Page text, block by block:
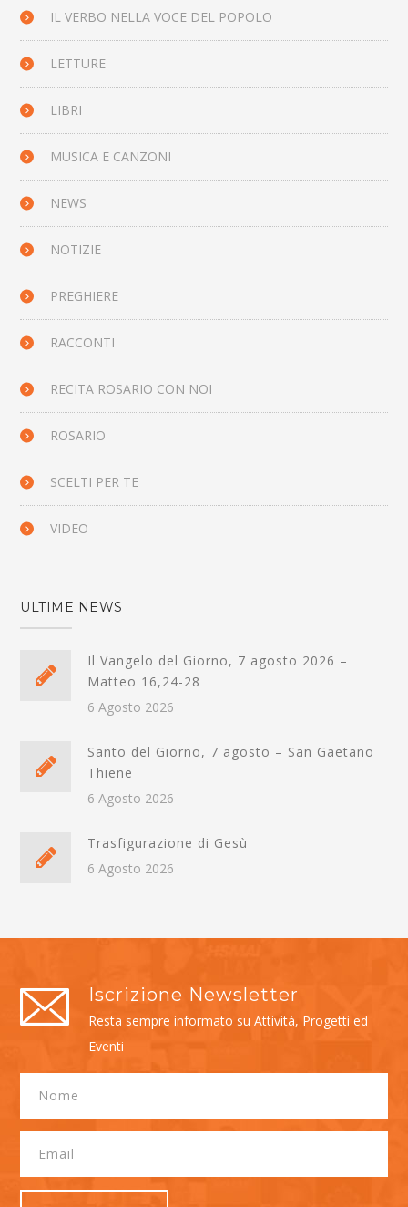
IL VERBO NELLA VOCE DEL POPOLO
LETTURE
LIBRI
MUSICA E CANZONI
NEWS
NOTIZIE
PREGHIERE
RACCONTI
RECITA ROSARIO CON NOI
ROSARIO
SCELTI PER TE
VIDEO
ULTIME NEWS
Il Vangelo del Giorno, 7 agosto 2026 –
Matteo 16,24-28
6 Agosto 2026
Santo del Giorno, 7 agosto – San Gaetano
Thiene
6 Agosto 2026
Trasfigurazione di Gesù
6 Agosto 2026
Iscrizione Newsletter
Resta sempre informato su Attività, Progetti ed
Eventi